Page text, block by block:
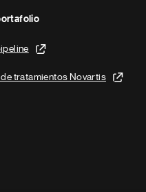
tratamientos Novartis